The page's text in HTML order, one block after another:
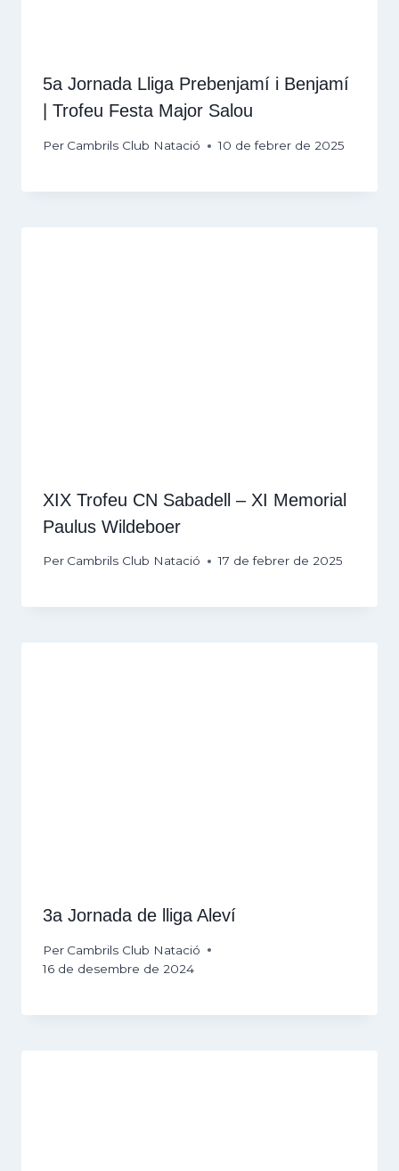
5a Jornada Lliga Prebenjamí i Benjamí
| Trofeu Festa Major Salou
Per Cambrils Club Natació 10 de febrer de 2025
XIX Trofeu CN Sabadell – XI Memorial
Paulus Wildeboer
Per Cambrils Club Natació 17 de febrer de 2025
3a Jornada de lliga Aleví
Per Cambrils Club Natació
16 de desembre de 2024